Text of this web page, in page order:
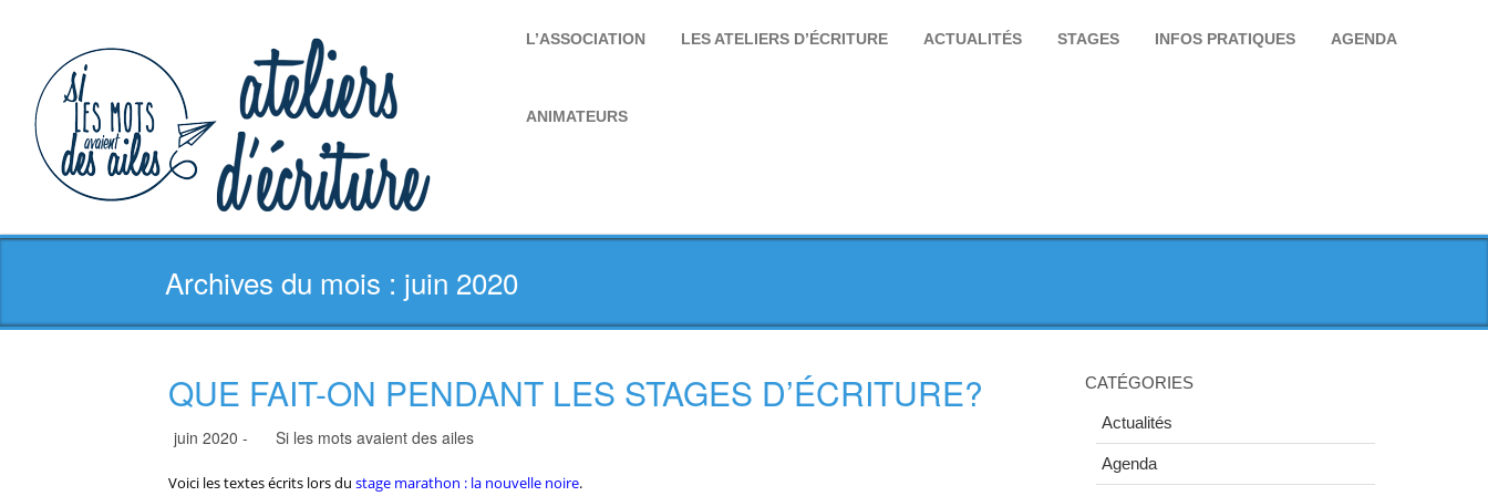
L’ASSOCIATION LES ATELIERS D’ÉCRITURE ACTUALITÉS STAGES INFOS PRATIQUES AGENDA
ANIMATEURS
Archives du mois : juin 2020
QUE FAIT-ON PENDANT LES STAGES D’ÉCRITURE?
juin 2020 - Si les mots avaient des ailes
Voici les textes écrits lors du stage marathon : la nouvelle noire.
CATÉGORIES
Actualités
Agenda